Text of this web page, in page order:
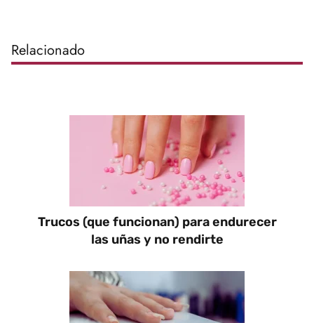
Relacionado
Trucos (que funcionan) para endurecer
las uñas y no rendirte